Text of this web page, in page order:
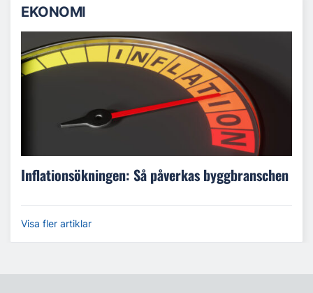
EKONOMI
Inflationsökningen: Så påverkas byggbranschen
Visa fler artiklar